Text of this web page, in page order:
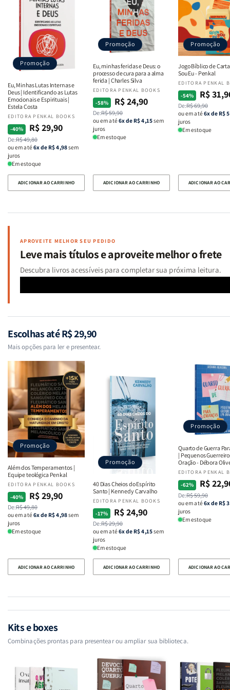
Bosque
|
Equipe
Teológica
Penkal
Bosque
Equipe
Teológica
Penkal
Promoção
Eu, Minhas Lutas Internas e
Deus | Identificando as Lutas
Emocionais e Espirituais |
Estela Costa
Fornecedor:
EDITORA PENKAL BOOKS
-40%
Preço
normal
De:R$ 49,80
Preço
promocional
R$ 29,90
ou em até6x de R$ 4,98sem
juros
Em estoque
ADICIONAR AO CARRINHO
Promoção
Eu, minhas feridas e Deus: o
processo de cura para a alma
ferida | Charles Silva
Fornecedor:
EDITORA PENKAL BOOKS
-58%
Preço
normal
De:R$ 59,90
Preço
promocional
R$ 24,90
ou em até6x de R$ 4,15sem
juros
Em estoque
ADICIONAR AO CARRINHO
Promoção
Jogo Bíblico de
Sou Eu - Penkal
Fornecedor:
EDITORA PENKAL
-54%
Preço
normal
De:R$ 69,90
Preço
promocional
R$
ou em até6x de R$
juros
Em estoque
ADICIONAR AO
APROVEITE MELHOR SEU PEDIDO
Leve mais títulos e aproveite melhor o frete
Descubra livros acessíveis para completar sua próxima leitura.
Escolhas até R$ 29,90
Mais opções para ler e presentear.
Promoção
Além dos Temperamentos |
Equipe teológica Penkal
Fornecedor:
EDITORA PENKAL BOOKS
-40%
Preço
normal
De:R$ 49,80
Preço
promocional
R$ 29,90
ou em até6x de R$ 4,98sem
juros
Em estoque
ADICIONAR AO CARRINHO
Promoção
40 Dias Cheios do Espírito
Santo | Kennedy Carvalho
Fornecedor:
EDITORA PENKAL BOOKS
-17%
Preço
normal
De:R$ 29,90
Preço
promocional
R$ 24,90
ou em até6x de R$ 4,15sem
juros
Em estoque
ADICIONAR AO CARRINHO
Promoção
Quarto de Guerra
| Pequenos
Oração - Débora
Fornecedor:
EDITORA PENKAL
-62%
Preço
normal
De:R$ 59,90
Preço
promocional
R$
ou em até6x de R$
juros
Em estoque
ADICIONAR AO
Kits e boxes
Combinações prontas para presentear ou ampliar sua biblioteca.